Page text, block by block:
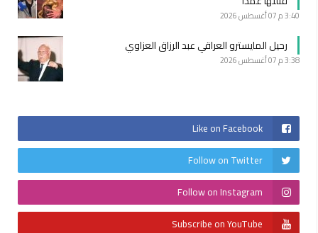
3:40 م 07 أغسطس 2026
رحيل المايسترو العراقي عبد الرزاق العزاوي
3:38 م 07 أغسطس 2026
Like on Facebook
Follow on Twitter
Follow on Instagram
Subscribe on YouTube